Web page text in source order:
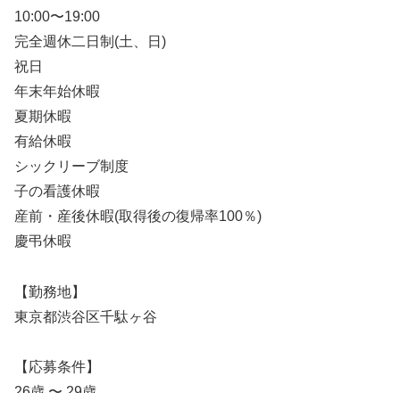
10:00〜19:00
完全週休二日制(土、日)
祝日
年末年始休暇
夏期休暇
有給休暇
シックリーブ制度
子の看護休暇
産前・産後休暇(取得後の復帰率100％)
慶弔休暇
【勤務地】
東京都渋谷区千駄ヶ谷
【応募条件】